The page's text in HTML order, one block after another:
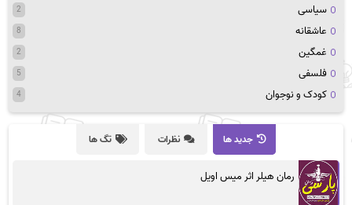
سیاسی 2
عاشقانه 8
غمگین 2
فلسفی 5
کودک و نوجوان 4
جدید ها نظرات تگ ها
رمان هیلر اثر میس اویل